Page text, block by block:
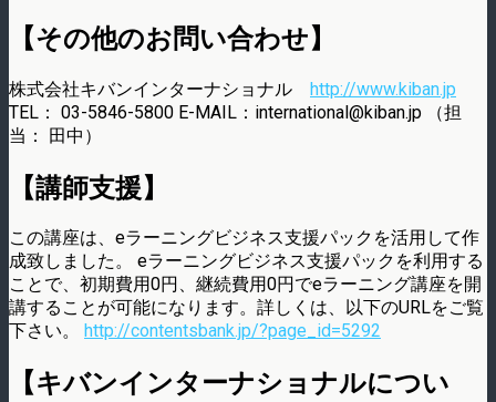
【その他のお問い合わせ】
株式会社キバンインターナショナル http://www.kiban.jp
TEL： 03-5846-5800 E-MAIL：international@kiban.jp （担
当： 田中）
【講師支援】
この講座は、eラーニングビジネス支援パックを活用して作
成致しました。 eラーニングビジネス支援パックを利用する
ことで、初期費用0円、継続費用0円でeラーニング講座を開
講することが可能になります。詳しくは、以下のURLをご覧
下さい。
http://contentsbank.jp/?page_id=5292
【キバンインターナショナルについ